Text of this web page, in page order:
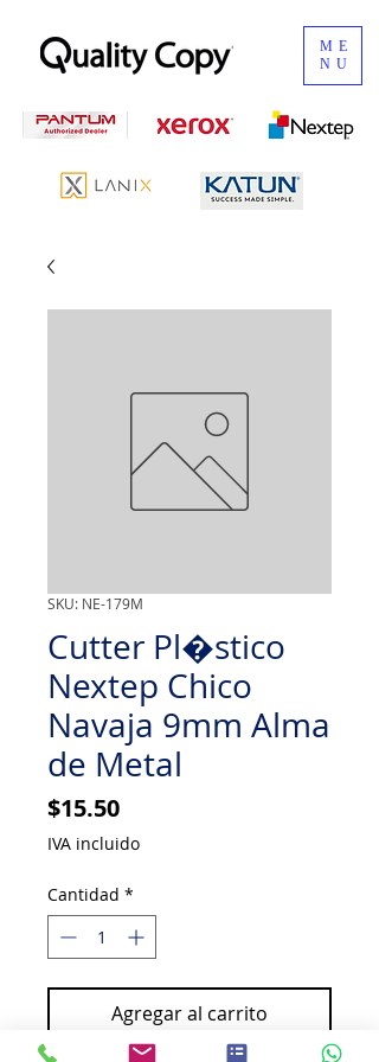
ME
NU
SKU: NE-179M
Cutter Pl�stico
Nextep Chico
Navaja 9mm Alma
de Metal
$15.50Precio
IVA incluido
Cantidad *
Agregar al carrito